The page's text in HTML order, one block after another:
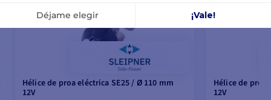
Hélice de proa eléctrica SE25 / Ø 110 mm
12V
Hélice de proa
12V